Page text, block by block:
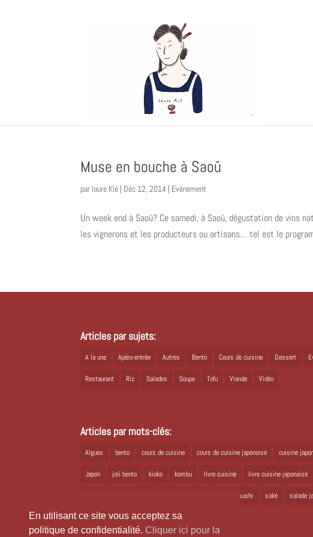
En utilisant ce site vous acceptez sa
politique de confidentialité. Cliquer ici pour la
Muse en bouche à Saoû
par laure Kié | Déc 12, 2014 | Evènement
Un week end à Saoû? Ce samedi, à Saoû, dégustation de vins
les vignerons et les producteurs ou artisans… tel est le
Articles par sujets:
A la une Apéro-entrée Autres Bento Cours de cuisine Dessert
Restaurant Riz Salades Soupe Tofu Viande Vidéo
Articles par mots-clés:
Algues bento cours de cuisine cours de cuisine japonaise cuisine
Japon joli bento kioko kombu livre cuisine livre cuisine japonaise
recette sushi saké salade